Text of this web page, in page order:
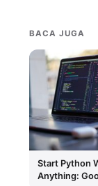
BACA JUGA
Start Python
Anything: